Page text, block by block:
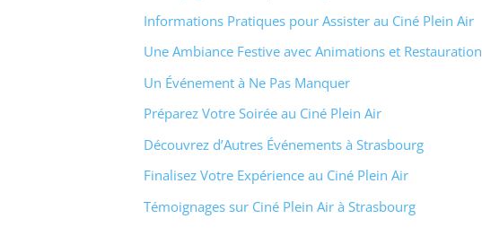
Informations Pratiques pour Assister au Ciné Plein Air
Une Ambiance Festive avec Animations et Restauration
Un Événement à Ne Pas Manquer
Préparez Votre Soirée au Ciné Plein Air
Découvrez d’Autres Événements à Strasbourg
Finalisez Votre Expérience au Ciné Plein Air
Témoignages sur Ciné Plein Air à Strasbourg